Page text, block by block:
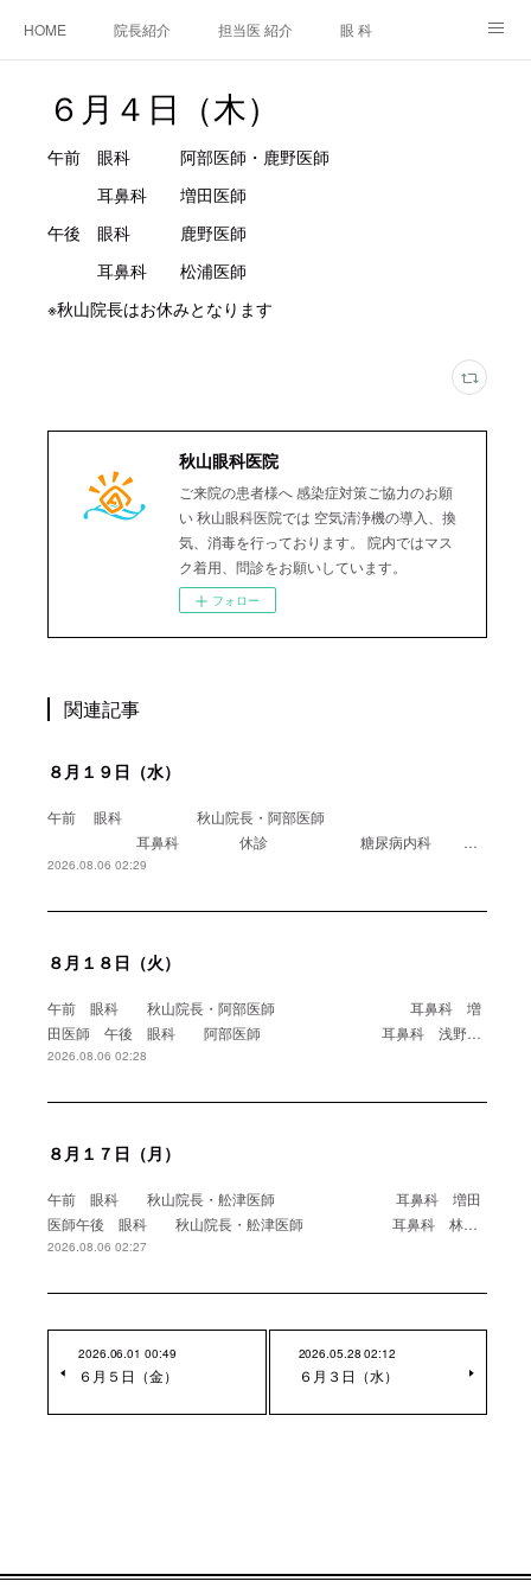
HOME 院長紹介 担当医 紹介 眼 科
アクセス ご相談・お問合せ 施設基準等及び掲示事項について
６月４日（木）
午前 眼科 阿部医師・鹿野医師
耳鼻科 増田医師
午後 眼科 鹿野医師
耳鼻科 松浦医師
※秋山院長はお休みとなります
秋山眼科医院
ご来院の患者様へ 感染症対策ご協力のお願
い 秋山眼科医院では 空気清浄機の導入、換
気、消毒を行っております。 院内ではマス
ク着用、問診をお願いしています。
フォロー
関連記事
８月１９日（水）
午前 眼科 秋山院長・阿部医師
耳鼻科 休診 糖尿病内科 …
2026.08.06 02:29
８月１８日（火）
午前 眼科 秋山院長・阿部医師 耳鼻科 増
田医師 午後 眼科 阿部医師 耳鼻科 浅野…
2026.08.06 02:28
８月１７日（月）
午前 眼科 秋山院長・舩津医師 耳鼻科 増田
医師午後 眼科 秋山院長・舩津医師 耳鼻科 林…
2026.08.06 02:27
2026.06.01 00:49
６月５日（金）
2026.05.28 02:12
６月３日（水）